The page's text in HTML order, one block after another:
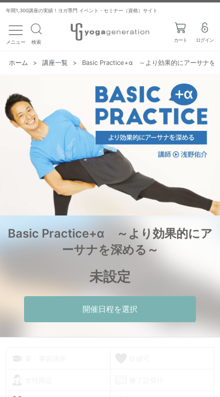
年間1,300講座の実績！ヨガ専門 イベント・セミナー（資格）サイト
toggle navigation
メニュー 検索 カート ログイン
ホーム > 講座一覧 > Basic Practice+α ～より効果的にアーサナを
Basic Practice+α ～より効果的にア
ーサナを深める～
未設定
開催日程を選択